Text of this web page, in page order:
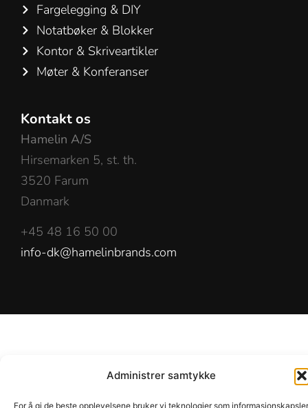
Administrer samtykke
For å gi de beste opplevelsene bruker vi teknologier som informasjonskapsler
Fargelegging & DIY
Notatbøker & Blokker
Kontor & Skriveartikler
Møter & Konferanser
Kontakt os
Hamelin A/S
Hirsemarken 5, st. th.
3520 Farum
Danmark
+45 48 16 50 00
info-dk@hamelinbrands.com